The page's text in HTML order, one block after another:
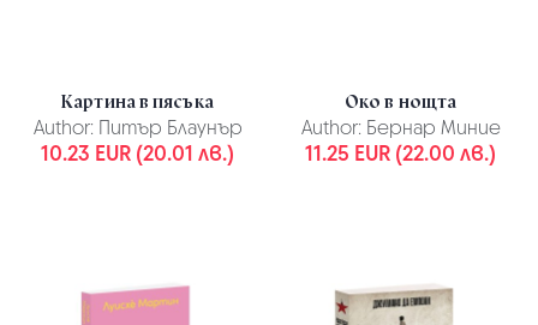
Картина в пясъка
Author: Питър Блаунър
10.23 EUR (20.01 лв.)
Око в нощта
Author: Бернар Миние
11.25 EUR (22.00 лв.)